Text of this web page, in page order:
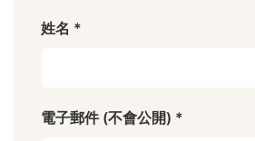
姓名 *
電子郵件 (不會公開) *